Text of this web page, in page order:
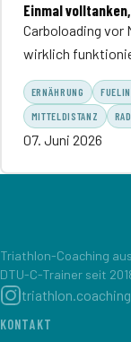
Einmal
Carboloading vor
wirklich
ERNÄHRUNG
MITTELDISTANZ
07. Juni 2026
Triathlon-Coaching
DTU-C-Trainer seit
triathlon.coaching
KONTAKT